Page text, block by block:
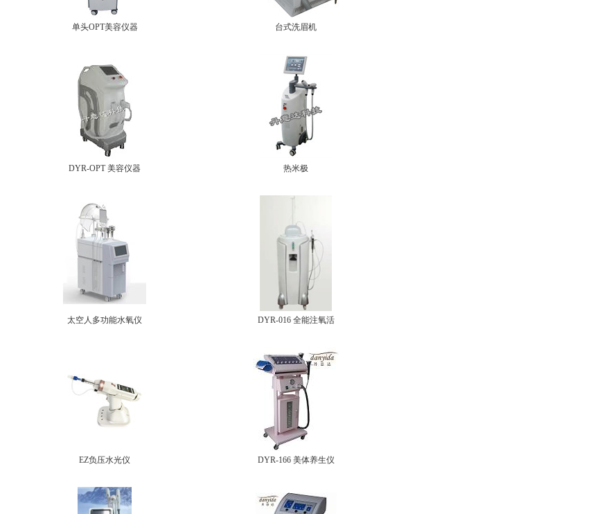
单头OPT美容仪器 台式洗眉机
DYR-OPT 美容仪器 热米极
太空人多功能水氧仪 DYR-016 全能注氧活
EZ负压水光仪 DYR-166 美体养生仪